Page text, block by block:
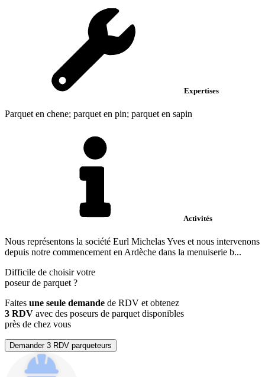
Expertises
Parquet en chene; parquet en pin; parquet en sapin
Activités
Nous représentons la société Eurl Michelas Yves et nous intervenons
depuis notre commencement en Ardèche dans la menuiserie b...
Difficile de choisir votre
poseur de parquet ?
Faites une seule demande de RDV et obtenez
3 RDV avec des poseurs de parquet disponibles
près de chez vous
Demander 3 RDV parqueteurs